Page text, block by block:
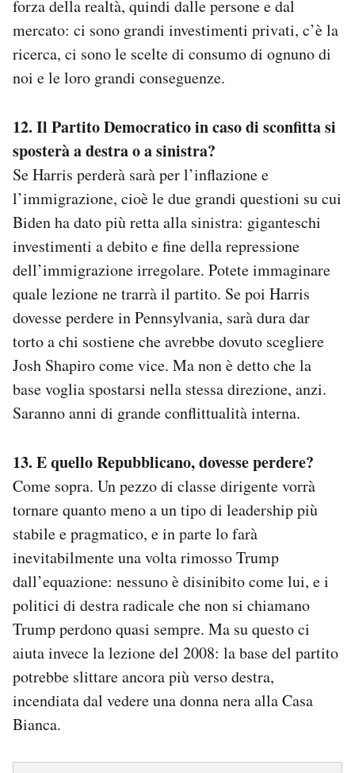
forza della realtà, quindi dalle persone e dal
mercato: ci sono grandi investimenti privati, c’è la
ricerca, ci sono le scelte di consumo di ognuno di
noi e le loro grandi conseguenze.
12. Il Partito Democratico in caso di sconfitta si
sposterà a destra o a sinistra?
Se Harris perderà sarà per l’inflazione e
l’immigrazione, cioè le due grandi questioni su cui
Biden ha dato più retta alla sinistra: giganteschi
investimenti a debito e fine della repressione
dell’immigrazione irregolare. Potete immaginare
quale lezione ne trarrà il partito. Se poi Harris
dovesse perdere in Pennsylvania, sarà dura dar
torto a chi sostiene che avrebbe dovuto scegliere
Josh Shapiro come vice. Ma non è detto che la
base voglia spostarsi nella stessa direzione, anzi.
Saranno anni di grande conflittualità interna.
13. E quello Repubblicano, dovesse perdere?
Come sopra. Un pezzo di classe dirigente vorrà
tornare quanto meno a un tipo di leadership più
stabile e pragmatico, e in parte lo farà
inevitabilmente una volta rimosso Trump
dall’equazione: nessuno è disinibito come lui, e i
politici di destra radicale che non si chiamano
Trump perdono quasi sempre. Ma su questo ci
aiuta invece la lezione del 2008: la base del partito
potrebbe slittare ancora più verso destra,
incendiata dal vedere una donna nera alla Casa
Bianca.